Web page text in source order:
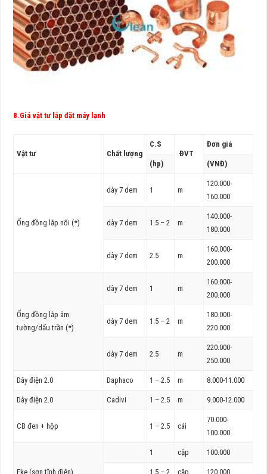
8.Giá vật tư lắp đặt máy lạnh
Vật tư Chất lượng
C.S
ĐVT
Đơn giá
(hp) (VNĐ)
Ống đồng lắp nổi (*)
dày 7 dem 1 m
120.000-
160.000
dày 7 dem 1.5 – 2 m
140.000-
180.000
dày 7 dem 2.5 m
160.000-
200.000
Ống đồng lắp âm
tường/dấu trần (*)
dày 7 dem 1 m
160.000-
200.000
dày 7 dem 1.5 – 2 m
180.000-
220.000
dày 7 dem 2.5 m
220.000-
250.000
Dây điện 2.0 Daphaco 1 – 2.5 m 8.000-11.000
Dây điện 2.0 Cadivi 1 – 2.5 m 9.000-12.000
CB đen + hộp 1 – 2.5 cái
70.000-
100.000
Eke (sơn tĩnh điện)
1 cặp 100.000
1.5 – 2 cặp 120.000